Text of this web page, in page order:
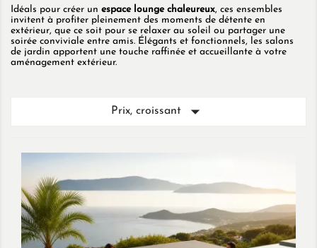
Idéals pour créer un espace lounge chaleureux, ces ensembles
invitent à profiter pleinement des moments de détente en
extérieur, que ce soit pour se relaxer au soleil ou partager une
soirée conviviale entre amis. Élégants et fonctionnels, les salons
de jardin apportent une touche raffinée et accueillante à votre
aménagement extérieur.
Prix, croissant 